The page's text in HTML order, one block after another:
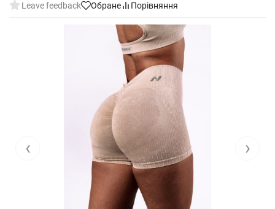
Leave feedback Обране Порівняння
‹ ›